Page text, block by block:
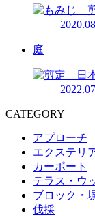
庭
CATEGORY
アプローチ
エクステリ
カーポート
テラス・ウ
ブロック・
伐採